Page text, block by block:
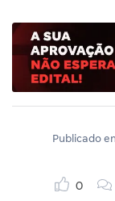
Publicado
0